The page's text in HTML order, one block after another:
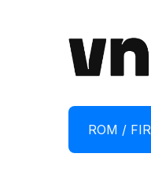
ROM /